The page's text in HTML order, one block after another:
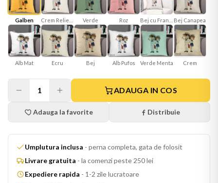
Galben Verde Roz Bej Canapea
Alb Mat Ecru Bej Alb Pufos Verde Menta Crem
1 ADAUGA IN COS
Adauga la favorite Distribuie
Umplutura inclusa - perna completa, gata de folosit
Livrare gratuita - la comenzi peste 250 lei
Expediere rapida - 1-2 zile lucratoare